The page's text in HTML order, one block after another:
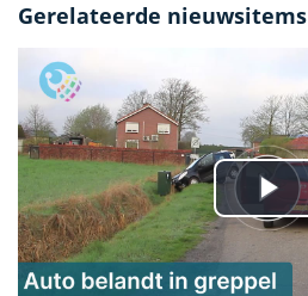
Gerelateerde nieuwsitems